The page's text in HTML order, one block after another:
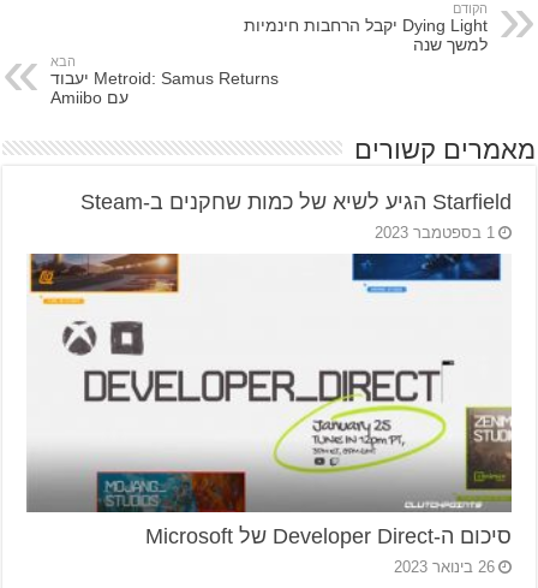
הקודם
Dying Light יקבל הרחבות חינמיות
למשך שנה
הבא
Metroid: Samus Returns יעבוד
עם Amiibo
מאמרים קשורים
Starfield הגיע לשיא של כמות שחקנים ב-Steam
1 בספטמבר 2023
סיכום ה-Developer Direct של Microsoft
26 בינואר 2023